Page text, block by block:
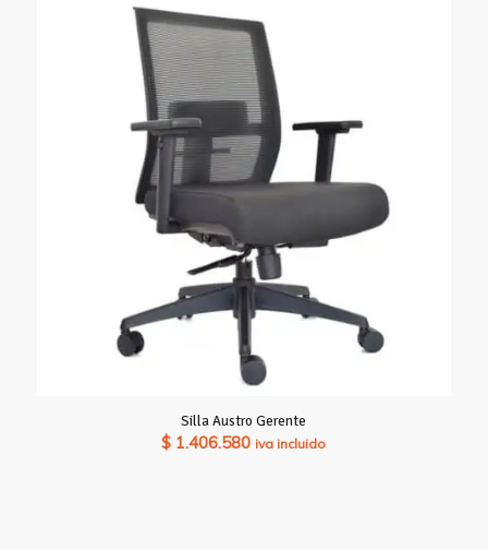
Silla Austro Gerente
$ 1.406.580 iva incluido